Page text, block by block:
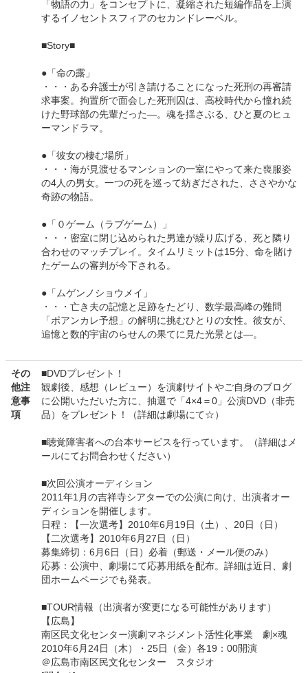
「物語の力」をコンセプトに、凝縮された短編作品を上演
するイノセントスフィアのセカンドレーベル。
■Story■
●「命の露」
・・・ある弁護士が引き請けることになった死刑の再審請
求事案。拘置所で面会した死刑囚は、高校時代から憧れ続
けた野球部の先輩だった―。魂を揺さぶる、ひと夏のヒュ
ーマンドラマ。
●「彼女の棲む場所」
・・・海が見渡せるマンションの一室にやって来た喪服姿
の4人の男女。一つの死を巡って紡ぎだされた、ささやかな
奇跡の物語。
●「０ゲーム（ラブゲーム）」
・・・密室に閉じ込められた男達が繰り広げる、死と隣り
合わせのマッチプレイ。タイムリミットは15分、命を賭け
たゲームの審判が今下される。
●「ムゲンノショウメイ」
・・・亡き夫の記憶と足跡をたどり、数学最高峰の難問
「ポアンカレ予想」の解明に挑むひとりの女性。彼女が、
追憶と数的宇宙のらせんの果てに見た光景とは―。
その
他注
意事
項
■DVDプレゼント！
観劇後、感想（レビュー）を演劇サイトやご自身のブログ
に公開いただいた方に、抽選で「4×4＝0」公演DVD（非売
品）をプレゼント！（詳細は劇場にて☆）
■聴覚障害者への台本サービスを行っています。（詳細はメ
ールにてお問合わせください）
■次回公演オーディション
2011年1月の吉祥寺シアターでの公演に向け、出演者オー
ディションを開催します。
日程：【一次選考】2010年6月19日（土）、20日（日）
【二次選考】2010年6月27日（日）
募集締切：6月6日（日）必着（郵送・メール便のみ）
応募：公演中、劇場にて応募用紙を配布。詳細は近日、劇
団ホームページでも発表。
■TOUR情報（出演者が変更になる可能性があります）
【広島】
南区民文化センター演劇マネジメント活性化事業 劇×魂
2010年6月24日（木）・25日（金）各19：00開演
＠広島市南区民文化センター スタジオ